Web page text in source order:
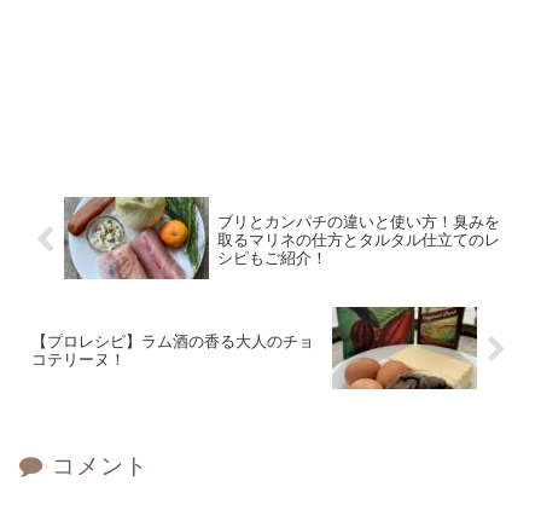
ブリとカンパチの違いと使い方！臭みを
取るマリネの仕方とタルタル仕立てのレ
シピもご紹介！
【プロレシピ】ラム酒の香る大人のチョ
コテリーヌ！
コメント